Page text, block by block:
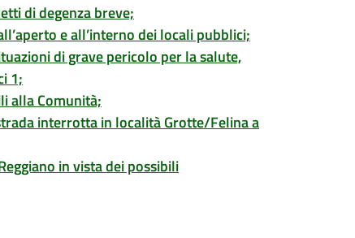
di degenza breve;
e all’interno dei locali pubblici;
di grave pericolo per la salute,
1;
alla Comunità;
interrotta in località Grotte/Felina a
in vista dei possibili